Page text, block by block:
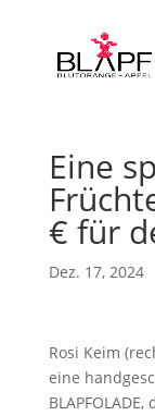
Eine
€ für
Dez. 17, 2024
Rosi Keim
eine